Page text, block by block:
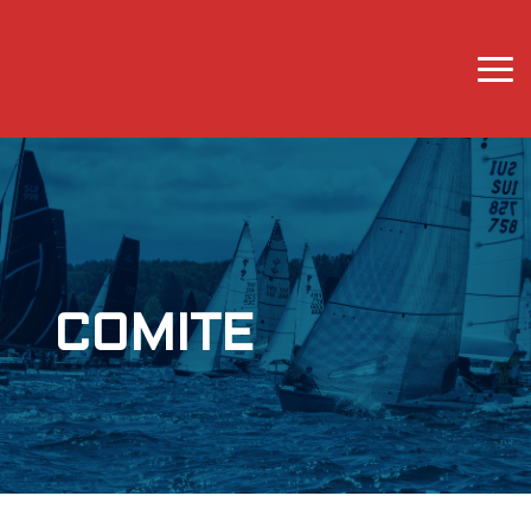
COMITE